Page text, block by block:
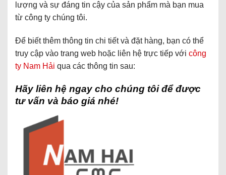
lượng và sự đáng tin cậy của sản phẩm mà bạn mua
từ công ty chúng tôi.
Để biết thêm thông tin chi tiết và đặt hàng, bạn có thể
truy cập vào trang web hoặc liên hệ trực tiếp với công
ty Nam Hải qua các thông tin sau:
Hãy liên hệ ngay cho chúng tôi để được
tư vấn và báo giá nhé!